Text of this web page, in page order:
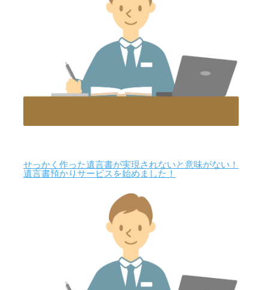
せっかく作った遺言書が実現されないと意味がない！
遺言書預かりサービスを始めました！